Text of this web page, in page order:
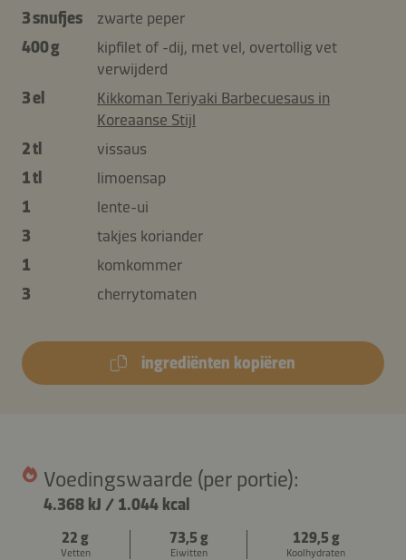
3 snufjes
zwarte peper
400 g
kipfilet of -dij, met vel, overtollig vet
verwijderd
3 el
Kikkoman Teriyaki Barbecuesaus in
Koreaanse Stijl
2 tl
vissaus
1 tl
limoensap
1
lente-ui
3
takjes koriander
1
komkommer
3
cherrytomaten
ingrediënten kopiëren
Voedingswaarde (per portie):
4.368 kJ / 1.044 kcal
22 g
Vetten
73,5 g
Eiwitten
129,5 g
Koolhydraten